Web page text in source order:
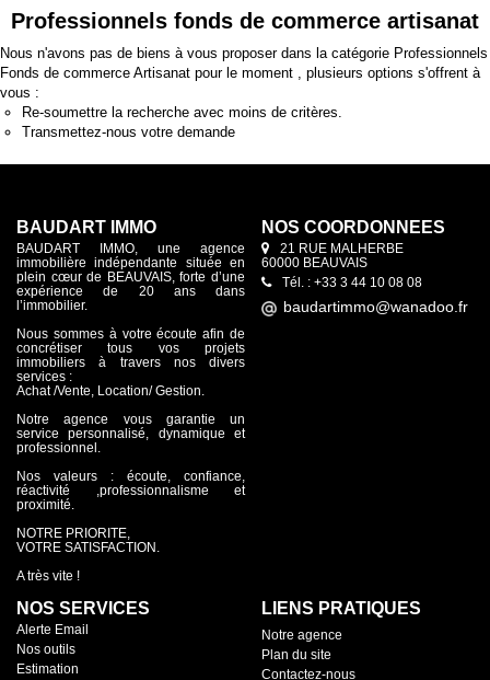
Professionnels fonds de commerce artisanat
Nous n'avons pas de biens à vous proposer dans la catégorie Professionnels
Fonds de commerce Artisanat pour le moment , plusieurs options s'offrent à
vous :
Re-soumettre la recherche avec moins de critères.
Transmettez-nous votre demande
BAUDART IMMO
BAUDART IMMO, une agence
immobilière indépendante située en
plein cœur de BEAUVAIS, forte d’une
expérience de 20 ans dans
l’immobilier.
Nous sommes à votre écoute afin de
concrétiser tous vos projets
immobiliers à travers nos divers
services :
Achat /Vente, Location/ Gestion.
Notre agence vous garantie un
service personnalisé, dynamique et
professionnel.
Nos valeurs : écoute, confiance,
réactivité ,professionnalisme et
proximité.
NOTRE PRIORITE,
VOTRE SATISFACTION.
A très vite !
NOS COORDONNÉES
21 RUE MALHERBE
60000 BEAUVAIS
Tél. : +33 3 44 10 08 08
NOS SERVICES
Alerte Email
Nos outils
Estimation
LIENS PRATIQUES
Notre agence
Plan du site
Contactez-nous